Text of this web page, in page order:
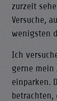
zurzeit
Versuche,
wenigsten
Ich
gerne mein
einparken.